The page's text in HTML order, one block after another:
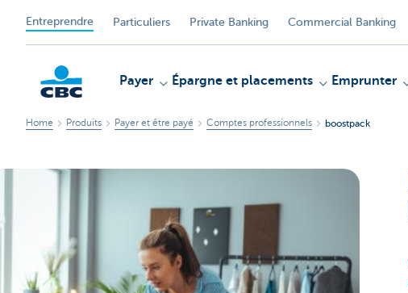
Entreprendre Particuliers Private Banking Commercial Banking
KBC
Payer Épargne et placements Emprunter
Home Produits Payer et être payé Comptes professionnels boostpack